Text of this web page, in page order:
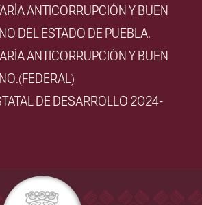
ANTICORRUPCIÓN Y BUEN
DEL ESTADO DE PUEBLA.
ANTICORRUPCIÓN Y BUEN
DE DESARROLLO 2024-